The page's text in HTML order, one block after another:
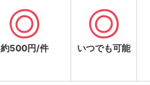
約500円/件 いつでも可能